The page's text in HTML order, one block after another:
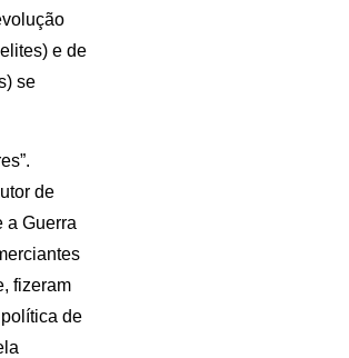
e de
se
de
a Guerra
fizeram
de